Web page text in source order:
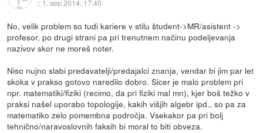
:: 1. sep 2014, 17:40
No, velik problem so tudi kariere v stilu študent->MR/asistent ->
profesor, po drugi strani pa pri trenutnem načinu podeljevanja
nazivov skor ne moreš noter.
Niso nujno slabi predavatelji/predajalci znanja, vendar bi jim par let
skoka v prakso gotovo naredilo dobro. Sicer je malo problem pri
npr. matematiki/fiziki (recimo, da pri fiziki mal mn), kjer boš težko v
praksi našel uporabo topologije, kakih višjih algebr ipd., so pa za
matematiko zelo pomembna področja. Vsekakor pa pri bolj
tehnično/naravoslovnih faksih bi moral to biti obveza.